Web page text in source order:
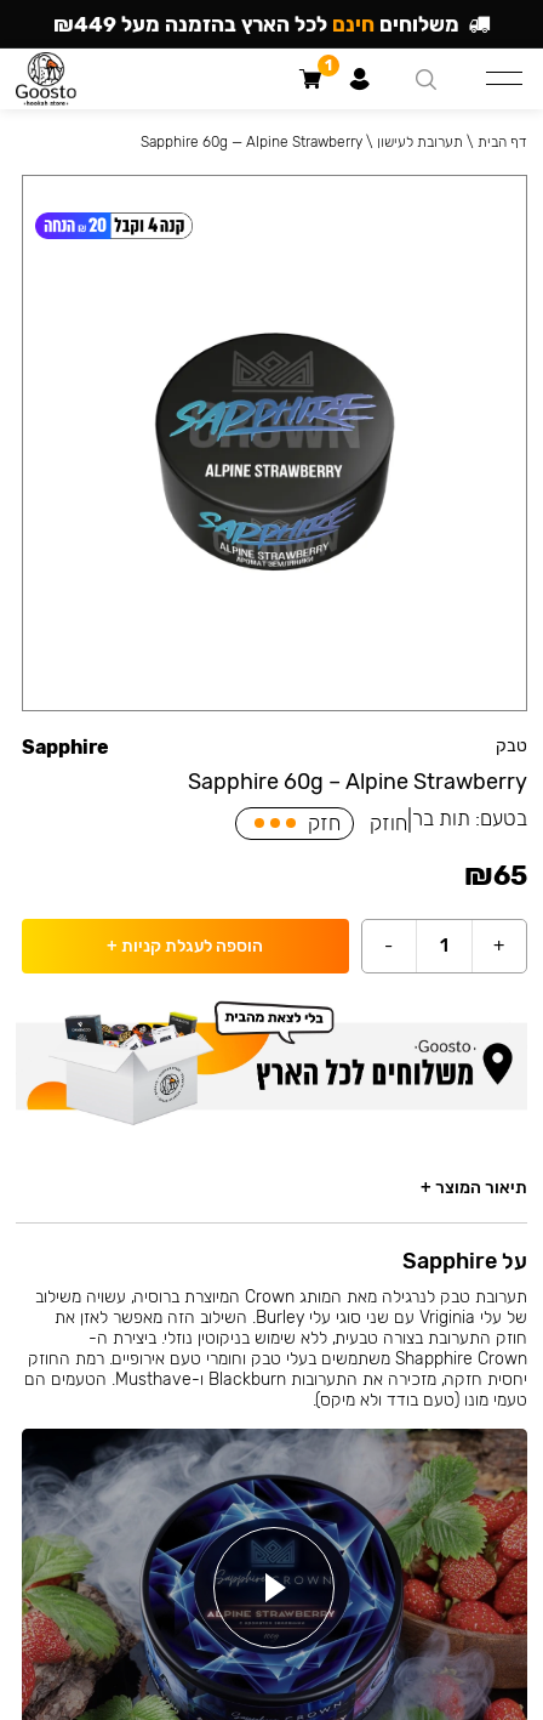
טבק
Sapphire 60g – Alpine Strawberry
Sapphire
בטעם: תות בר חוזק חזק
₪65
+
1
- הוספה לעגלת קניות +
דף הבית \ תערובת לעישון \
Sapphire 60g — Alpine Strawberry
תיאור המוצר +
על Sapphire
תערובת טבק לנרגילה מאת המותג Crown המיוצרת ברוסיה, עשויה משילוב
של עלי Vriginia עם שני סוגי עלי Burley. השילוב הזה מאפשר לאזן את
חוזק התערובת בצורה טבעית, ללא שימוש בניקוטין נוזלי. ביצירת ה-
Shapphire Crown משתמשים בעלי טבק וחומרי טעם אירופיים. רמת החוזק
יחסית חזקה, מזכירה את התערובות Blackburn ו-Musthave. הטעמים הם
טעמי מונו (טעם בודד ולא מיקס).
משלוחים חינם לכל הארץ בהזמנה מעל ₪449
1